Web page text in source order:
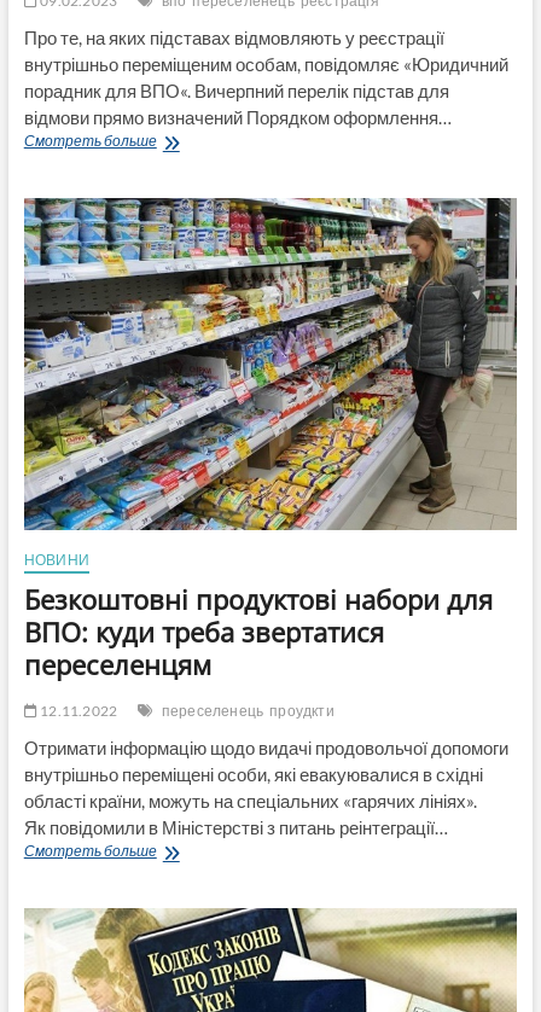
Про те, на яких підставах відмовляють у реєстрації
внутрішньо переміщеним особам, повідомляє «Юридичний
порадник для ВПО«. Вичерпний перелік підстав для
відмови прямо визначений Порядком оформлення…
Смотреть большеНа
ВПО
можуть
відмовити
у
реєстрації:
коментар
юристів
НОВИНИ
Безкоштовні продуктові набори для
ВПО: куди треба звертатися
переселенцям
12.11.2022 переселенець проудкти
Отримати інформацію щодо видачі продовольчої допомоги
внутрішньо переміщені особи, які евакуювалися в східні
області країни, можуть на спеціальних «гарячих лініях».
Як повідомили в Міністерстві з питань реінтеграції…
Смотреть большеБезкоштовні
для
ВПО:
куди
треба
звертатися